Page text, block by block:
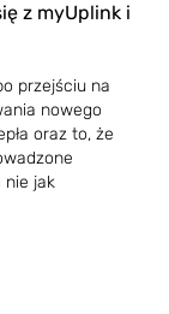
z myUplink i
przejściu na
nowego
oraz to, że
nie jak